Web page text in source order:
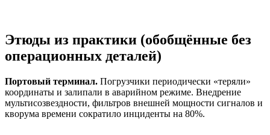
Этюды из практики (обобщённые без
операционных деталей)
Портовый терминал. Погрузчики периодически «теряли»
координаты и залипали в аварийном режиме. Внедрение
мультисозвездности, фильтров внешней мощности сигналов и
кворума времени сократило инциденты на 80%.